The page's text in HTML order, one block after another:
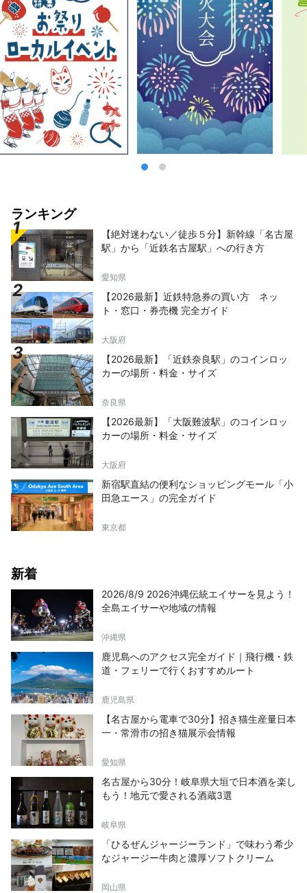
ランキング
【絶対迷わない／徒歩５分】新幹線「名古屋
駅」から「近鉄名古屋駅」への行き方
愛知県
【2026最新】近鉄特急券の買い方 ネッ
ト・窓口・券売機 完全ガイド
大阪府
【2026最新】「近鉄奈良駅」のコインロッ
カーの場所・料金・サイズ
奈良県
【2026最新】「大阪難波駅」のコインロッ
カーの場所・料金・サイズ
大阪府
新宿駅直結の便利なショッピングモール「小
田急エース」の完全ガイド
東京都
新着
2026/8/9 2026沖縄伝統エイサーを見よう！
全島エイサーや地域の情報
沖縄県
鹿児島へのアクセス完全ガイド｜飛行機・鉄
道・フェリーで行くおすすめルート
鹿児島県
【名古屋から電車で30分】招き猫生産量日本
一・常滑市の招き猫展示会情報
愛知県
名古屋から30分！岐阜県大垣で日本酒を楽し
もう！地元で愛される酒蔵3選
岐阜県
「ひるぜんジャージーランド」で味わう希少
なジャージー牛肉と濃厚ソフトクリーム
岡山県